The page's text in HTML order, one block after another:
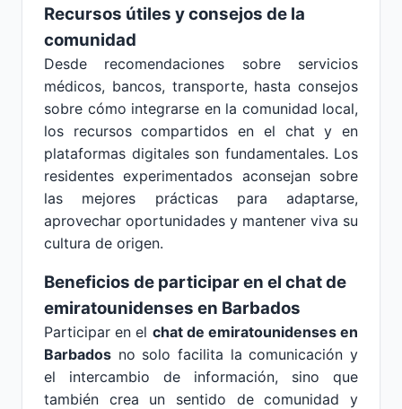
Recursos útiles y consejos de la
comunidad
Desde recomendaciones sobre servicios
médicos, bancos, transporte, hasta consejos
sobre cómo integrarse en la comunidad local,
los recursos compartidos en el chat y en
plataformas digitales son fundamentales. Los
residentes experimentados aconsejan sobre
las mejores prácticas para adaptarse,
aprovechar oportunidades y mantener viva su
cultura de origen.
Beneficios de participar en el chat de
emiratounidenses en Barbados
Participar en el chat de emiratounidenses en
Barbados no solo facilita la comunicación y
el intercambio de información, sino que
también crea un sentido de comunidad y